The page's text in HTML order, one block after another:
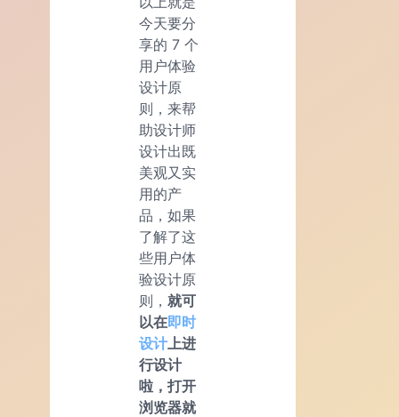
今天要分
享的 7 个
用户体验
设计原
则，来帮
助设计师
设计出既
美观又实
用的产
品，如果
了解了这
些用户体
验设计原
则， 就可
以在即时
设计 上进
行设计
啦，打开
浏览器就